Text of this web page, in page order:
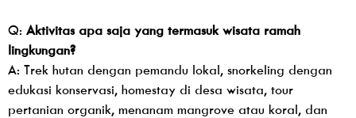
Q: Aktivitas apa saja yang termasuk wisata ramah
lingkungan?
A: Trek hutan dengan pemandu lokal, snorkeling dengan
edukasi konservasi, homestay di desa wisata, tour
pertanian organik, menanam mangrove atau koral, dan